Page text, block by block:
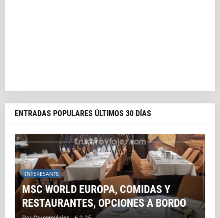
ENTRADAS POPULARES ÚLTIMOS 30 DÍAS
INTERESANTE
MSC WORLD EUROPA, COMIDAS Y
RESTAURANTES, OPCIONES A BORDO